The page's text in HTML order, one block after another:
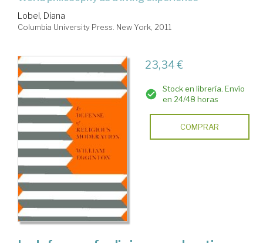
Lobel, Diana
Columbia University Press. New York, 2011
23,34 €
Stock en librería. Envío
en 24/48 horas
COMPRAR